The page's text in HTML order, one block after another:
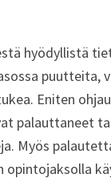
hyödyllistä
puutteita,
Eniten
palauttaneet
Myös